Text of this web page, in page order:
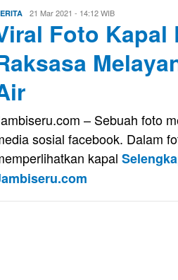
Eri
Saputra
21 Mar 2021 - 14:12 WIB
Foto Kapal
– Sebuah foto
sosial facebook. Dalam
kapal